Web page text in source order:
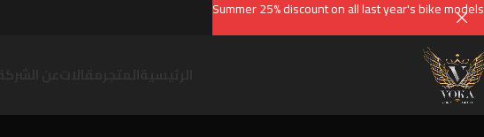
Summer 25% discount on all last year's bike models